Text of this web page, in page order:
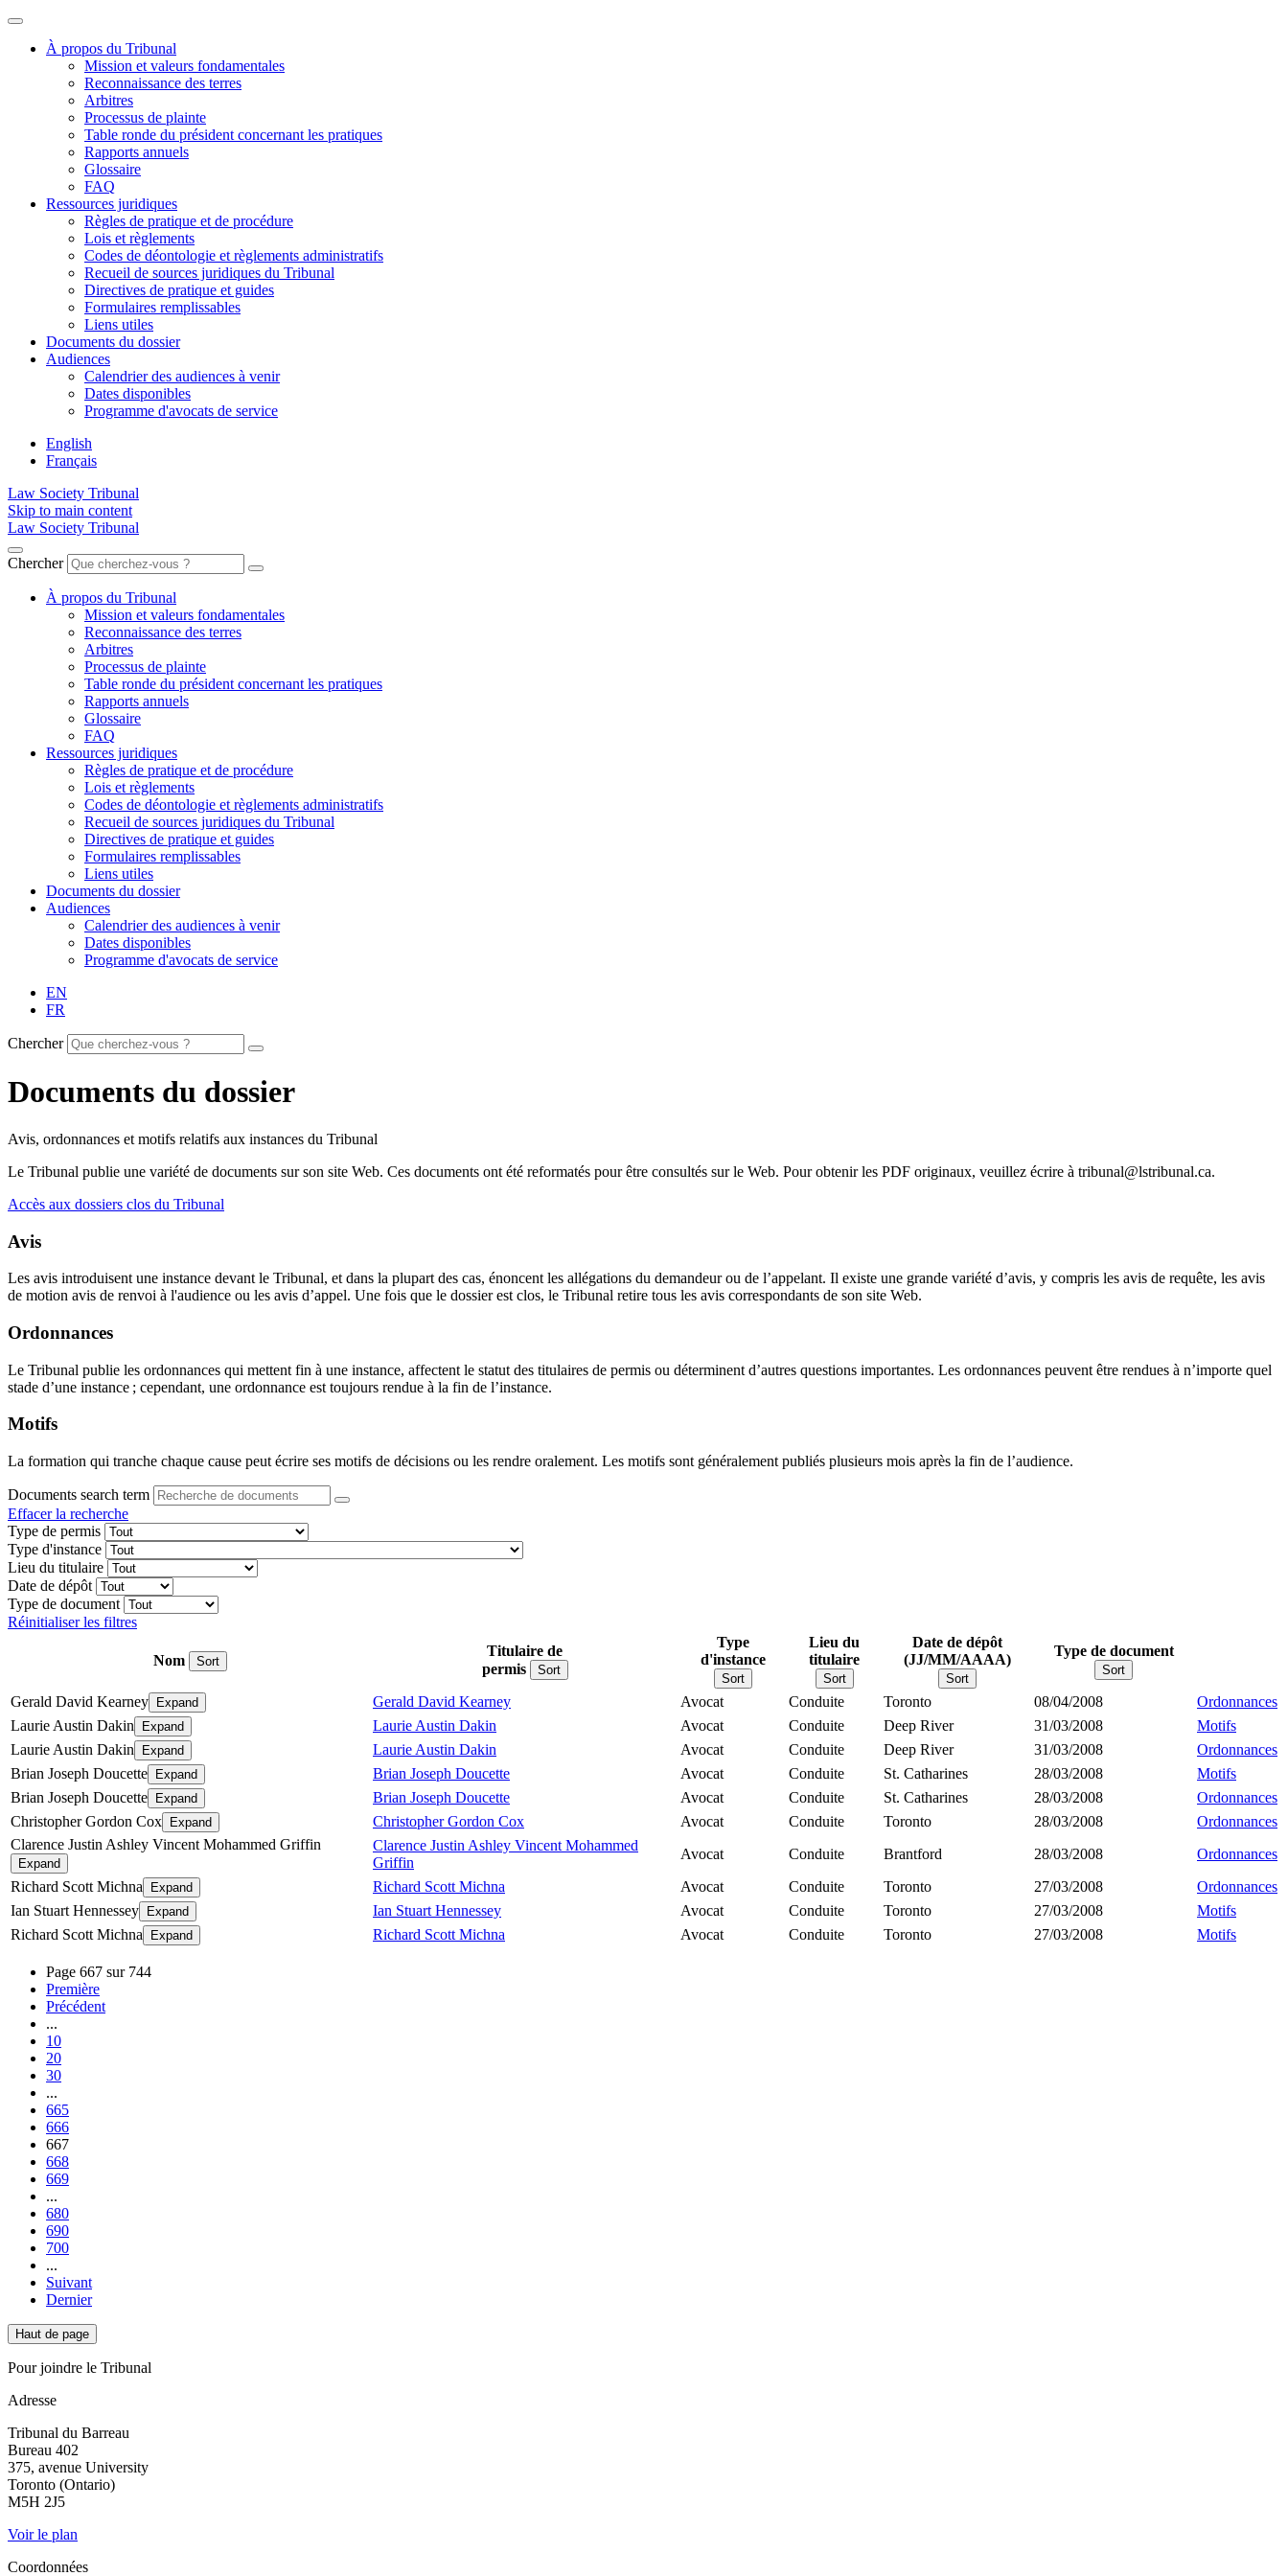
À propos du Tribunal
Mission et valeurs fondamentales
Reconnaissance des terres
Arbitres
Processus de plainte
Table ronde du président concernant les pratiques
Rapports annuels
Glossaire
FAQ
Ressources juridiques
Règles de pratique et de procédure
Lois et règlements
Codes de déontologie et règlements administratifs
Recueil de sources juridiques du Tribunal
Directives de pratique et guides
Formulaires remplissables
Liens utiles
Documents du dossier
Audiences
Calendrier des audiences à venir
Dates disponibles
Programme d'avocats de service
English
Français
Law Society Tribunal
Skip to main content
Law Society Tribunal
Chercher
À propos du Tribunal
Mission et valeurs fondamentales
Reconnaissance des terres
Arbitres
Processus de plainte
Table ronde du président concernant les pratiques
Rapports annuels
Glossaire
FAQ
Ressources juridiques
Règles de pratique et de procédure
Lois et règlements
Codes de déontologie et règlements administratifs
Recueil de sources juridiques du Tribunal
Directives de pratique et guides
Formulaires remplissables
Liens utiles
Documents du dossier
Audiences
Calendrier des audiences à venir
Dates disponibles
Programme d'avocats de service
EN
FR
Chercher
Documents du dossier
Avis, ordonnances et motifs relatifs aux instances du Tribunal
Le Tribunal publie une variété de documents sur son site Web. Ces documents ont été reformatés pour être consultés sur le Web. Pour obtenir les PDF originaux, veuillez écrire à tribunal@lstribunal.ca.
Accès aux dossiers clos du Tribunal
Avis
Les avis introduisent une instance devant le Tribunal, et dans la plupart des cas, énoncent les allégations du demandeur ou de l’appelant. Il existe une grande variété d’avis, y compris les avis de requête, les avis
de motion avis de renvoi à l'audience ou les avis d’appel. Une fois que le dossier est clos, le Tribunal retire tous les avis correspondants de son site Web.
Ordonnances
Le Tribunal publie les ordonnances qui mettent fin à une instance, affectent le statut des titulaires de permis ou déterminent d’autres questions importantes. Les ordonnances peuvent être rendues à n’importe quel
stade d’une instance ; cependant, une ordonnance est toujours rendue à la fin de l’instance.
Motifs
La formation qui tranche chaque cause peut écrire ses motifs de décisions ou les rendre oralement. Les motifs sont généralement publiés plusieurs mois après la fin de l’audience.
Documents search term
Effacer la recherche
Type de permis
Type d'instance
Lieu du titulaire
Date de dépôt
Type de document
Réinitialiser les filtres
Nom Sort
Titulaire de
permis
Sort
Type
d'instance
Sort
Lieu du
titulaire
Sort
Date de dépôt
(JJ/MM/AAAA)
Sort
Type de document
Sort
Gerald David Kearney Expand Gerald David Kearney Avocat Conduite Toronto 08/04/2008
Ordonnances
Laurie Austin Dakin
Expand Laurie Austin Dakin Avocat Conduite Deep River 31/03/2008
Motifs
Laurie Austin Dakin
Expand Laurie Austin Dakin Avocat Conduite Deep River 31/03/2008
Ordonnances
Brian Joseph Doucette
Expand Brian Joseph Doucette Avocat Conduite St. Catharines 28/03/2008
Motifs
Brian Joseph Doucette
Expand Brian Joseph Doucette Avocat Conduite St. Catharines 28/03/2008
Ordonnances
Christopher Gordon Cox
Expand Christopher Gordon Cox Avocat Conduite Toronto 28/03/2008
Ordonnances
Clarence Justin Ashley Vincent Mohammed Griffin
Expand
Clarence Justin Ashley Vincent Mohammed
Griffin
Avocat Conduite Brantford 28/03/2008
Ordonnances
Richard Scott Michna
Expand Richard Scott Michna Avocat Conduite Toronto 27/03/2008
Ordonnances
Ian Stuart Hennessey
Expand Ian Stuart Hennessey Avocat Conduite Toronto 27/03/2008
Motifs
Richard Scott Michna
Expand Richard Scott Michna Avocat Conduite Toronto 27/03/2008 Motifs
Page 667 sur 744
Première
Précédent
...
10
20
30
...
665
666
667
668
669
...
680
690
700
...
Suivant
Dernier
Haut de page
Pour joindre le Tribunal
Adresse
Tribunal du Barreau
Bureau 402
375, avenue University
Toronto (Ontario)
M5H 2J5
Voir le plan
Coordonnées